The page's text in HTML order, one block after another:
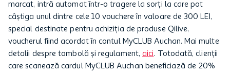
marcat, intră automat într-o tragere la sorți la care pot
câștiga unul dintre cele 10 vouchere în valoare de 300 LEI,
special destinate pentru achiziția de produse Qilive,
voucherul fiind acordat în contul MyCLUB Auchan. Mai multe
detalii despre tombolă și regulament,aici. Totodată, clienții
care scanează cardul MyCLUB Auchan beneficiază de 20%